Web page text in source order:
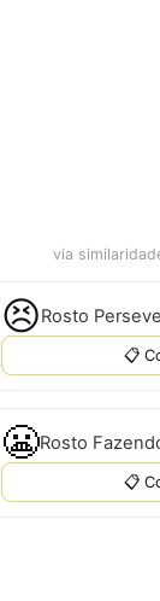
via
😣Rosto
📋
😬Rosto
📋